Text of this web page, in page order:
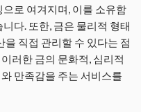
로 여겨지며, 이를 소유함
다. 또한, 금은 물리적 형태
을 직접 관리할 수 있다는 점
러한 금의 문화적, 심리적
만족감을 주는 서비스를